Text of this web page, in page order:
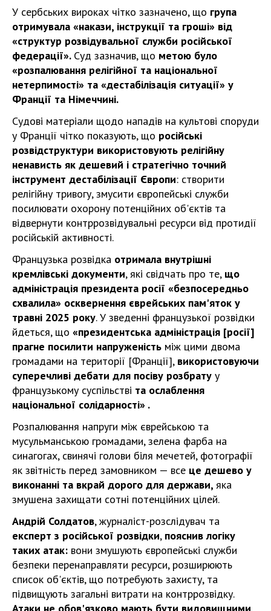
У сербських вироках чітко зазначено, що група
отримувала «накази, інструкції та гроші» від
«структур розвідувальної служби російської
федерації». Суд зазначив, що метою було
«розпалювання релігійної та національної
нетерпимості» та «дестабілізація ситуації» у
Франції та Німеччині.
Судові матеріали щодо нападів на культові споруди
у Франції чітко показують, що російські
розвідструктури використовують релігійну
ненависть як дешевий і стратегічно точний
інструмент дестабілізації Європи: створити
релігійну тривогу, змусити європейські служби
посилювати охорону потенційних об'єктів та
відвернути контррозвідувальні ресурси від протидії
російській активності.
Французька розвідка отримала внутрішні
кремлівські документи, які свідчать про те, що
адміністрація президента росії «безпосередньо
схвалила» осквернення єврейських пам'яток у
травні 2025 року. У зведенні французької розвідки
йдеться, що «президентська адміністрація [росії]
прагне посилити напруженість між цими двома
громадами на території [Франції], використовуючи
суперечливі дебати для посіву розбрату у
французькому суспільстві та ослаблення
національної солідарності» .
Розпалювання напруги між єврейською та
мусульманською громадами, зелена фарба на
синагогах, свинячі голови біля мечетей, фотографії
як звітність перед замовником — все це дешево у
виконанні та вкрай дорого для держави, яка
змушена захищати сотні потенційних цілей.
Андрій Солдатов, журналіст-розслідувач та
експерт з російської розвідки, пояснив логіку
таких атак: вони змушують європейські служби
безпеки перенаправляти ресурси, розширюють
список об'єктів, що потребують захисту, та
підвищують загальні витрати на контррозвідку.